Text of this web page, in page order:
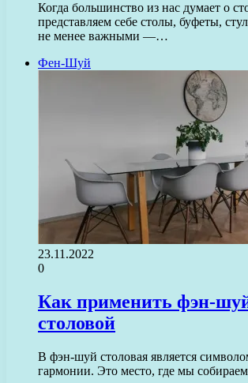
Когда большинство из нас думает о
представляем себе столы, буфеты,
не менее важными —…
Фен-Шуй
23.11.2022
0
Как применить фэн-
столовой
В фэн-шуй столовая является
гармонии. Это место, где мы